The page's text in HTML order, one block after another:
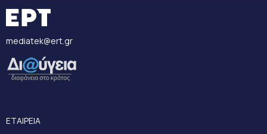
mediatek@ert.gr
ΕΤΑΙΡΕΙΑ